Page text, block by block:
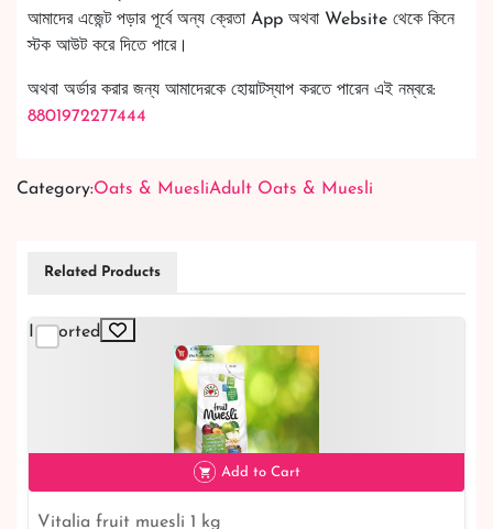
আমাদের এজেন্ট পড়ার পূর্বে অন্য ক্রেতা App অথবা Website থেকে কিনে
স্টক আউট করে দিতে পারে।
অথবা অর্ডার করার জন্য আমাদেরকে হোয়াটস্যাপ করতে পারেন এই নম্বরে:
8801972277444
Category:Oats & MuesliAdult Oats & Muesli
Related Products
Imported
Add to Cart
Vitalia fruit muesli 1 kg